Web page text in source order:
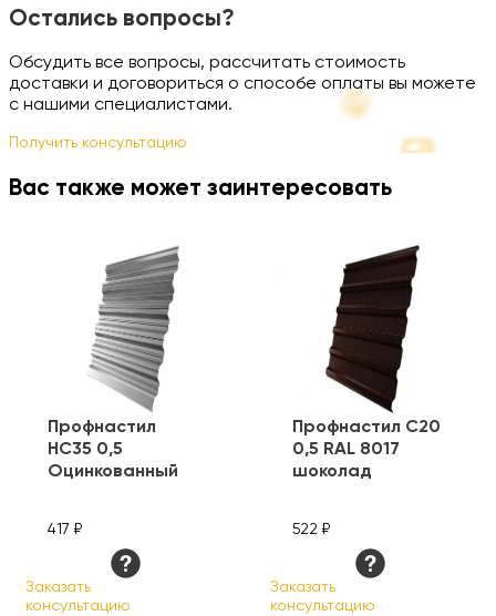
Остались вопросы?
Обсудить все вопросы, рассчитать стоимость
доставки и договориться о способе оплаты вы можете
с нашими специалистами.
Получить консультацию
Вас также может заинтересовать
Профнастил
HC35 0,5
Оцинкованный
417 ₽
Заказать
консультацию
Профнастил С20
0,5 RAL 8017
шоколад
522 ₽
Заказать
консультацию